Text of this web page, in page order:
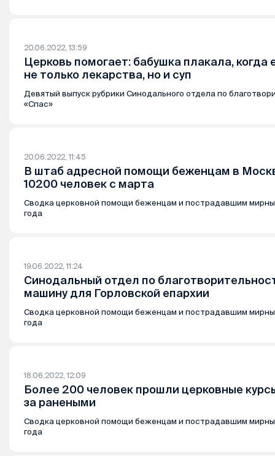
20.06.2022, 13:59
Церковь помогает: бабушка плакала,
не только лекарства, но и суп
Девятый выпуск рубрики Синодального отдела по
«Спас»
20.06.2022, 11:45
В штаб адресной помощи беженцам в
10200 человек с марта
Сводка церковной помощи беженцам и пострадавшим
года
19.06.2022, 11:24
Синодальный отдел по
машину для Горловской епархии
Сводка церковной помощи беженцам и пострадавшим
года
18.06.2022, 12:09
Более 200 человек прошли церковные
за ранеными
Сводка церковной помощи беженцам и пострадавшим
года